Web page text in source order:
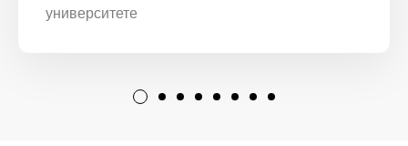
университете